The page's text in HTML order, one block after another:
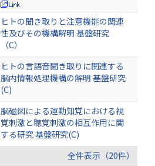
ヒトの聞き取りと注意機能の関連
性及びその機構解明 基盤研究
（C）
ヒトの言語音聞き取りに関連する
脳内情報処理機構の解明 基盤研究
(C)
脳磁図による運動知覚における視
覚刺激と聴覚刺激の相互作用に関
する研究 基盤研究(C)
全件表示（20件）